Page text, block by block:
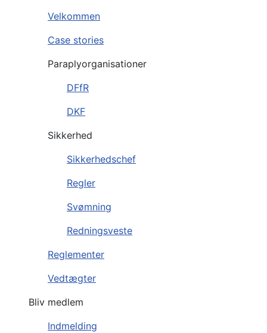
Velkommen
Case stories
Paraplyorganisationer
DFfR
DKF
Sikkerhed
Sikkerhedschef
Regler
Svømning
Redningsveste
Reglementer
Vedtægter
Bliv medlem
Indmelding